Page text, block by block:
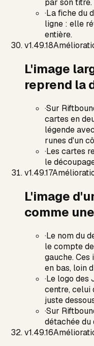
par son titre.
·La fiche du
ligne : elle
entière.
v1.49.18
L'image
reprend la
·Sur
cartes en
légende
runes d'un
·Les cartes
le
v1.49.17
L'image
comme
·Le nom du
le compte
gauche.
en bas, loin
·Le logo des
centre, celui
juste
·Sur
détachée du
v1.49.16